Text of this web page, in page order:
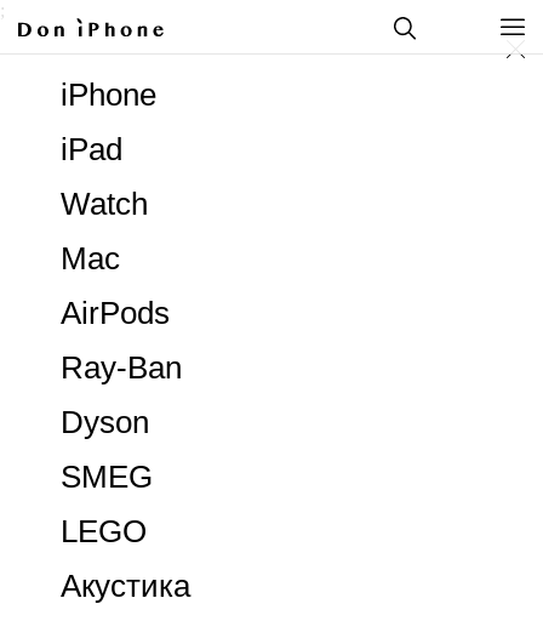
;
Акустика
Dyson
AirPods
Ray-Ban
LEGO
SMEG
Mac
Watch
iPad
iPhone